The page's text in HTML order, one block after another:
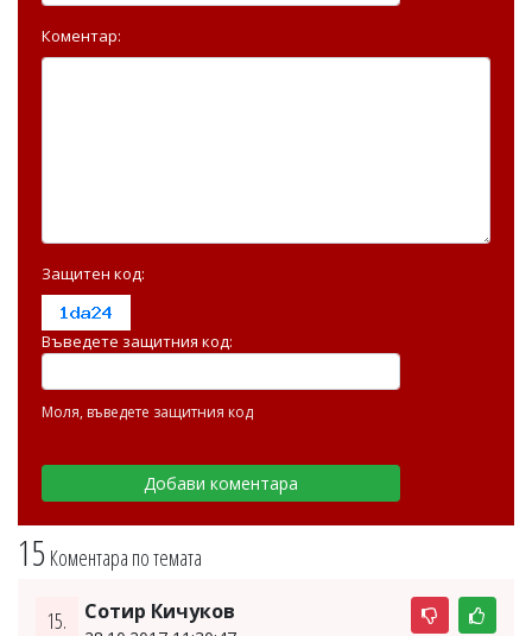
15 Коментара по темата
15. Сотир Кичуков
Коментар:
Защитен код:
Въведете защитния код:
Моля, въведете защитния код